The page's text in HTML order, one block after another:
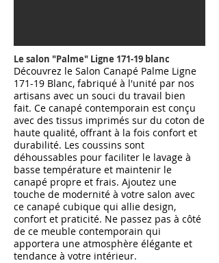
Le salon "Palme" Ligne 171-19 blanc
Découvrez le Salon Canapé Palme Ligne
171-19 Blanc, fabriqué à l'unité par nos
artisans avec un souci du travail bien
fait. Ce canapé contemporain est conçu
avec des tissus imprimés sur du coton de
haute qualité, offrant à la fois confort et
durabilité. Les coussins sont
déhoussables pour faciliter le lavage à
basse température et maintenir le
canapé propre et frais. Ajoutez une
touche de modernité à votre salon avec
ce canapé cubique qui allie design,
confort et praticité. Ne passez pas à côté
de ce meuble contemporain qui
apportera une atmosphère élégante et
tendance à votre intérieur.